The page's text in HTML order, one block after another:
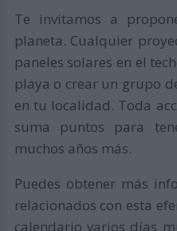
Te invitamos a
planeta. Cualquier
paneles solares en el
playa o crear un grupo
en tu localidad. Toda
suma puntos para
muchos años más.
Puedes obtener más
relacionados con esta
calendario varios días